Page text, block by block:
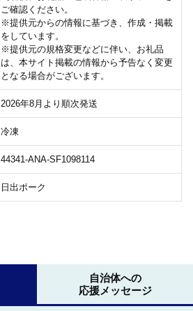
ご確認ください。
※提供元からの情報に基づき、作成・掲載
をしています。
※提供元の規格変更などに伴い、お礼品
は、本サイト掲載の情報から予告なく変更
となる場合がございます。
2026年8月より順次発送
冷凍
44341-ANA-SF1098114
日出ポーク
自治体への
応援メッセージ